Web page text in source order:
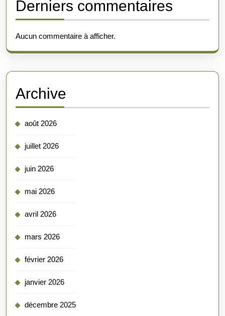
Derniers commentaires
Aucun commentaire à afficher.
Archive
août 2026
juillet 2026
juin 2026
mai 2026
avril 2026
mars 2026
février 2026
janvier 2026
décembre 2025